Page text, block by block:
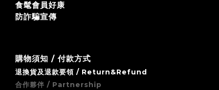
食髦會員好康
防詐騙宣傳
購物須知 / 付款方式
退換貨及退款要領 / Return&Refund
合作夥伴 / Partnership